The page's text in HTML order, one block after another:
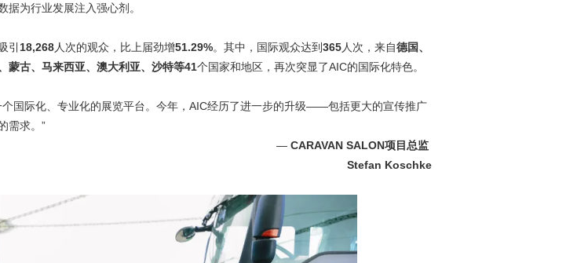
为行业发展注入强心剂。
引 18,268人次的观众，比上届劲增51.29%。其中，国际观众达到365人次，来自德国、
蒙古、马来西亚、澳大利亚、沙特等41个国家和地区，再次突显了AIC的国际化特色。
国际化、专业化的展览平台。今年，AIC经历了进一步的升级——包括更大的宣传推广
需求。”
— CARAVAN SALON项目总监
Stefan Koschke